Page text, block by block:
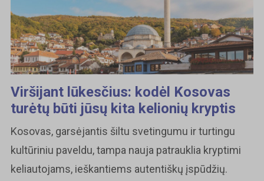
Viršijant lūkesčius: kodėl Kosovas
turėtų būti jūsų kita kelionių kryptis
Kosovas, garsėjantis šiltu svetingumu ir turtingu
kultūriniu paveldu, tampa nauja patrauklia kryptimi
keliautojams, ieškantiems autentiškų įspūdžių.